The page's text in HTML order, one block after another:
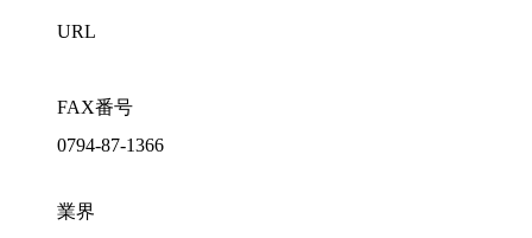
URL
FAX番号
0794-87-1366
業界